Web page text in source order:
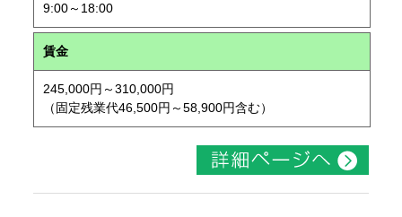
9:00～18:00
賃金
245,000円～310,000円
（固定残業代46,500円～58,900円含む）